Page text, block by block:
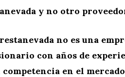
y no otro
no es una
con años de
en el